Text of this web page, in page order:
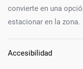
convierte en una
estacionar en la zona.
Accesibilidad